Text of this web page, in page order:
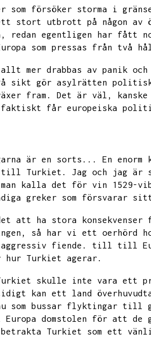
som försöker storma i
stort utbrott på någon av
redan egentligen har fått
som pressas från två
allt mer drabbas av panik
sikt gör asylrätten
fram.
Det är väl,
faktiskt får europeiska
är en sorts...
En
till Turkiet. Jag och jag är
man kalla det för vin 1529-
greker som försvarar
att ha stora konsekvenser
så har vi ett oerhörd
fiende.
till till
Turkiet agerar.
skulle inte vara ett
kan ett land
bussar flyktingar till
Europa domstolen för att
betrakta Turkiet som ett